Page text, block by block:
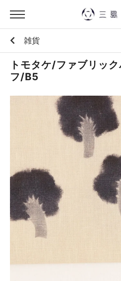
カテゴリー
ブランドから探す
当店について
お買い物ガイド
配送料について
ラッピングについて
メールマガジン
雑貨
トモタケ/ファブリッ
フ/B5